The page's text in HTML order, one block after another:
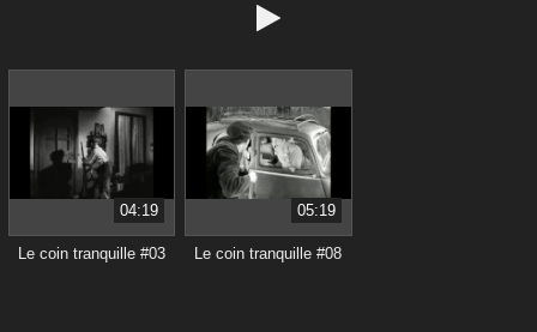

04:19
Le coin tranquille #03
05:19
Le coin tranquille #08